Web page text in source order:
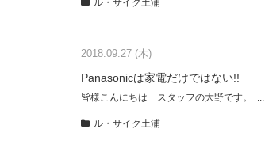
ル・サイク土浦
2018.09.27 (木)
Panasonicは家電だけではない!!
皆様こんにちは スタッフの大野です。 ...
ル・サイク土浦